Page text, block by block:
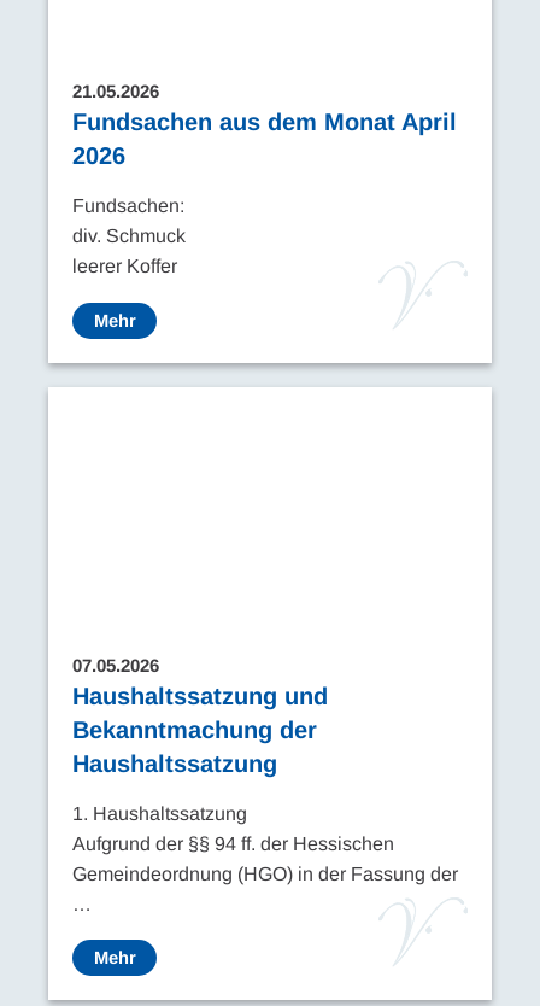
21.05.2026
Fundsachen aus dem Monat April
2026
Fundsachen:
div. Schmuck
leerer Koffer
Mehr
07.05.2026
Haushaltssatzung und
Bekanntmachung der
Haushaltssatzung
1. Haushaltssatzung
Aufgrund der §§ 94 ff. der Hessischen
Gemeindeordnung (HGO) in der Fassung der
…
Mehr